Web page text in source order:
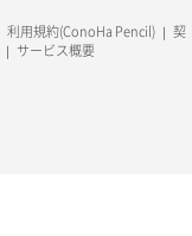
利用規約(ConoHa Pencil)
契
サービス概要